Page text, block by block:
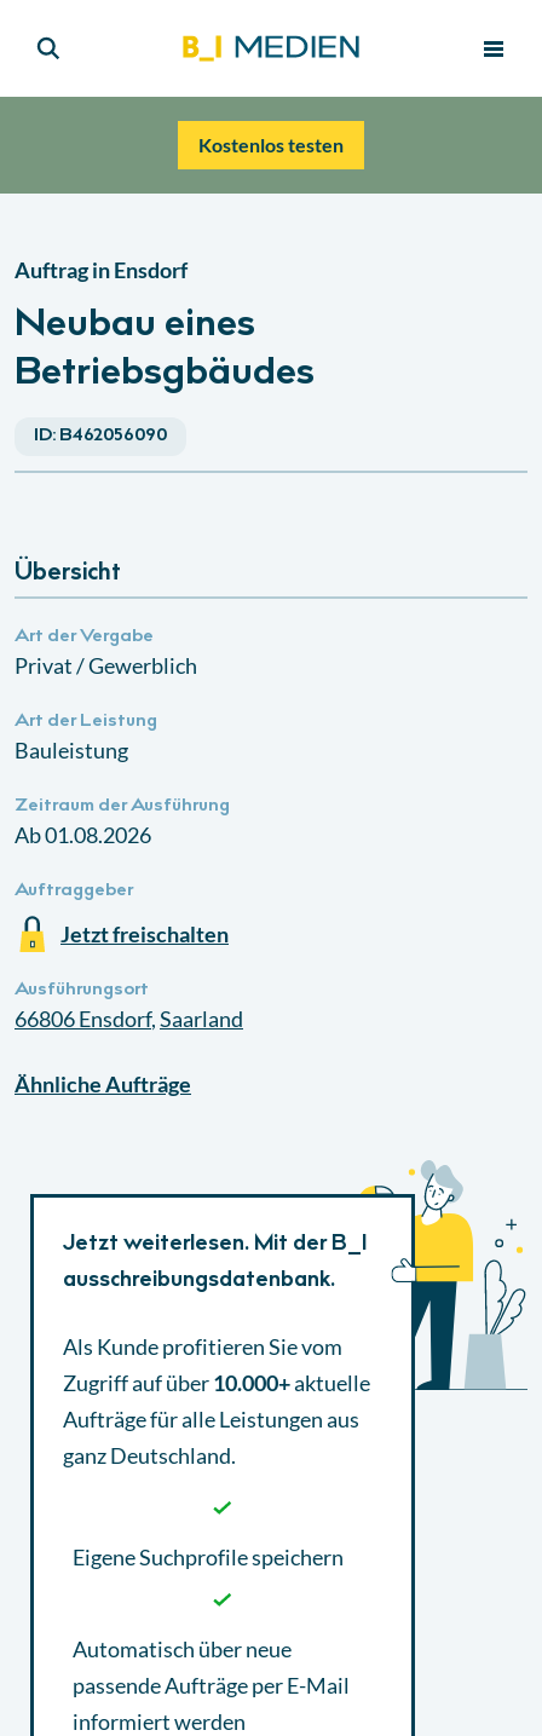
Kostenlos testen
Auftrag inEnsdorf
Neubau eines
Betriebsgbäudes
ID: B462056090
Übersicht
Art der Vergabe
Privat / Gewerblich
Art der Leistung
Bauleistung
Zeitraum der Ausführung
Ab 01.08.2026
Auftraggeber
Jetzt freischalten
Ausführungsort
66806Ensdorf,Saarland
ÄhnlicheAufträge
Jetzt weiterlesen. Mit der B_I
ausschreibungsdatenbank.
Als Kunde profitieren Sie vom
Zugriff auf über10.000+aktuelle
Aufträgefür alle Leistungen aus
ganz Deutschland.
Eigene Suchprofile speichern
Automatisch über neue
passende Aufträge per E-Mail
informiert werden